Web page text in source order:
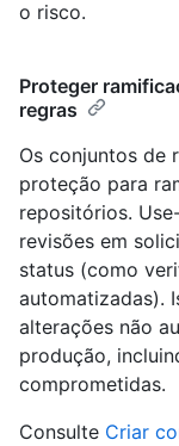
o risco.
Proteger
regras
Os conjuntos de
proteção para
repositórios.
revisões em
status (como
automatizadas).
alterações não
produção,
comprometidas.
Consulte Criar